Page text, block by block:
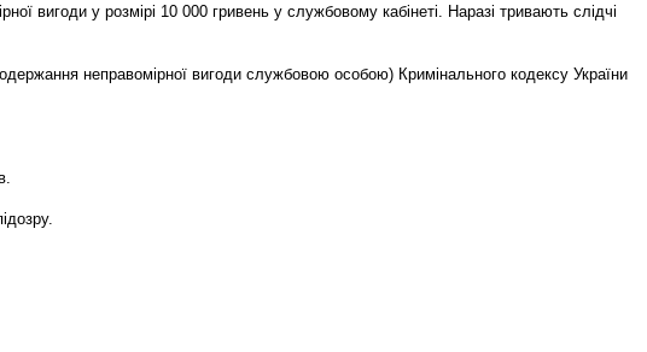
вигоди у розмірі 10 000 гривень у службовому кабінеті. Наразі тривають слідчі
неправомірної вигоди службовою особою) Кримінального кодексу України